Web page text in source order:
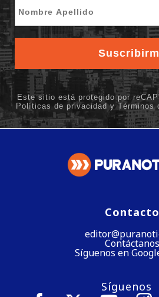
Contacto
Contáctanos
Síguenos en
Síguenos